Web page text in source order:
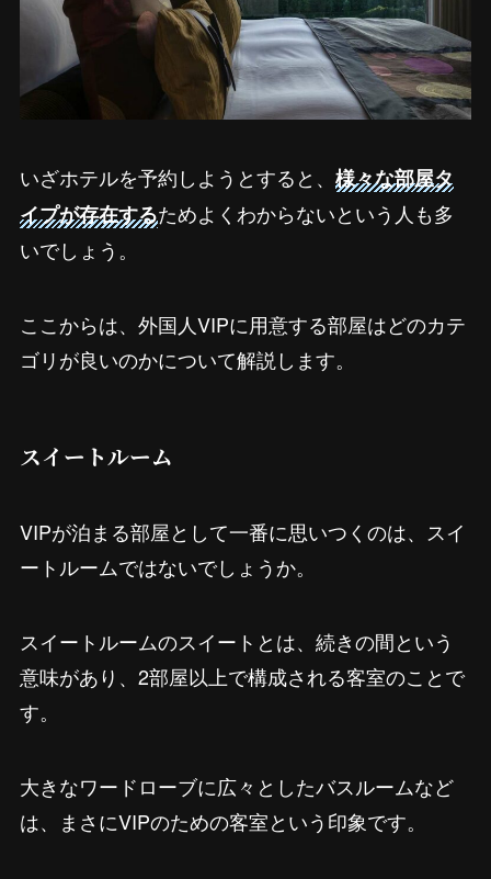
いざホテルを予約しようとすると、 様々な部屋タ
イプが存在するためよくわからないという人も多
いでしょう。
ここからは、外国人VIPに用意する部屋はどのカテ
ゴリが良いのかについて解説します。
スイートルーム
VIPが泊まる部屋として一番に思いつくのは、スイ
ートルームではないでしょうか。
スイートルームのスイートとは、続きの間という
意味があり、2部屋以上で構成される客室のことで
す。
大きなワードローブに広々としたバスルームなど
は、まさにVIPのための客室という印象です。